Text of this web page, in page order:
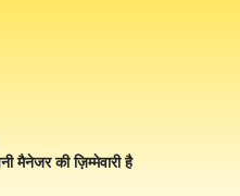
मैनेजर की ज़िम्मेवारी है